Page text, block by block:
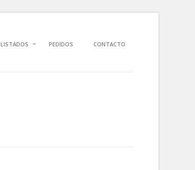
LISTADOS PEDIDOS CONTACTO